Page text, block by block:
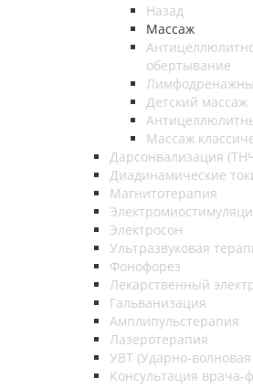
Назад
Массаж
обертывание
Детский массаж
Массаж
Дарсонвализация
Диадинамические
Магнитотерапия
Электросон
Ультразвуковая
Фонофорез
Лекарственный
Гальванизация
Амплипульстерапия
Лазеротерапия
УВТ (Ударно-
Консультация врача-